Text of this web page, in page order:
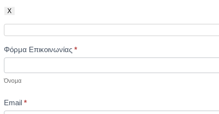
X
Contact
Us
Φόρμα Επικοινωνίας *
Όνομα
Email *